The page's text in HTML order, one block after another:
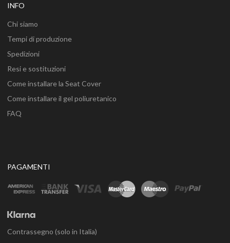
INFO
Chi siamo
Tempi di produzione
Spedizioni
Resi e sostituzioni
Come installare la Seat Cover
Come installare il gel poliuretanico
FAQ
PAGAMENTI
Contrassegno (solo in Italia)